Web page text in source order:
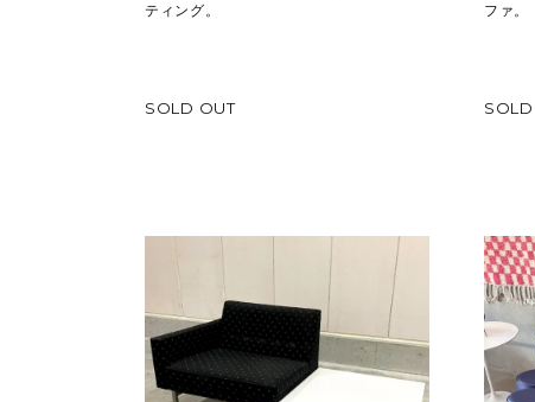
ティング。
SOLD OUT
ファ。